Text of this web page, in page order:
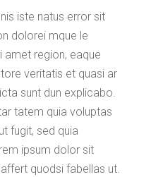
iste natus error sit
dolorei mque le
amet region, eaque
veritatis et quasi ar
sunt dun explicabo.
tatem quia voluptas
fugit, sed quia
ipsum dolor sit
quodsi fabellas ut.